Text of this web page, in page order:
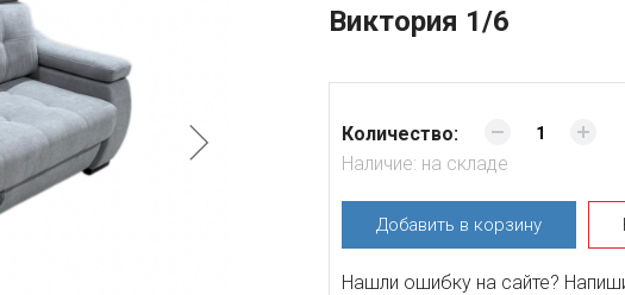
Виктория 1/6
Количество:
Наличие: на складе
Добавить в корзину
Нашли ошибку на сайте?